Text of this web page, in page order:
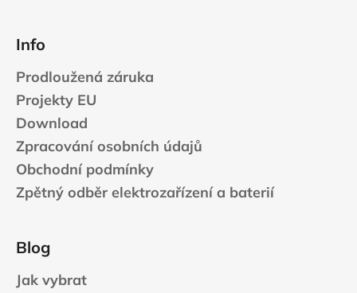
Info
Prodloužená záruka
Projekty EU
Download
Zpracování osobních údajů
Obchodní podmínky
Zpětný odběr elektrozařízení a baterií
Blog
Jak vybrat